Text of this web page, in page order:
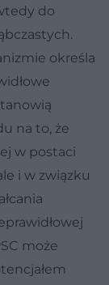
do
określa
na to, że
w postaci
i w związku
może